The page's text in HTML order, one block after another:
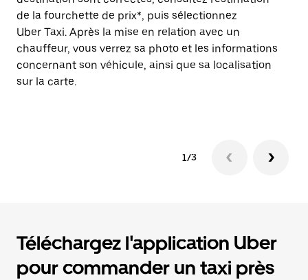
de la fourchette de prix*, puis sélectionnez
Uber Taxi. Après la mise en relation avec un
chauffeur, vous verrez sa photo et les informations
concernant son véhicule, ainsi que sa localisation
sur la carte.
1/3
Téléchargez l'application Uber
pour commander un taxi près